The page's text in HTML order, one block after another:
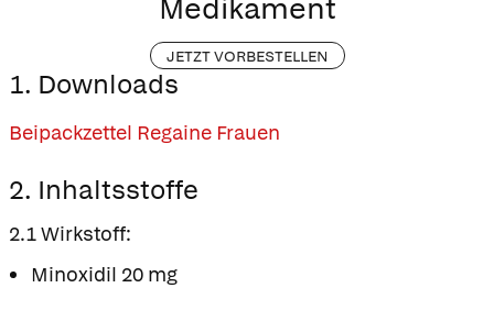
Medikament
JETZT VORBESTELLEN
1. Downloads
Beipackzettel Regaine Frauen
2. Inhaltsstoffe
2.1 Wirkstoff:
Minoxidil 20 mg